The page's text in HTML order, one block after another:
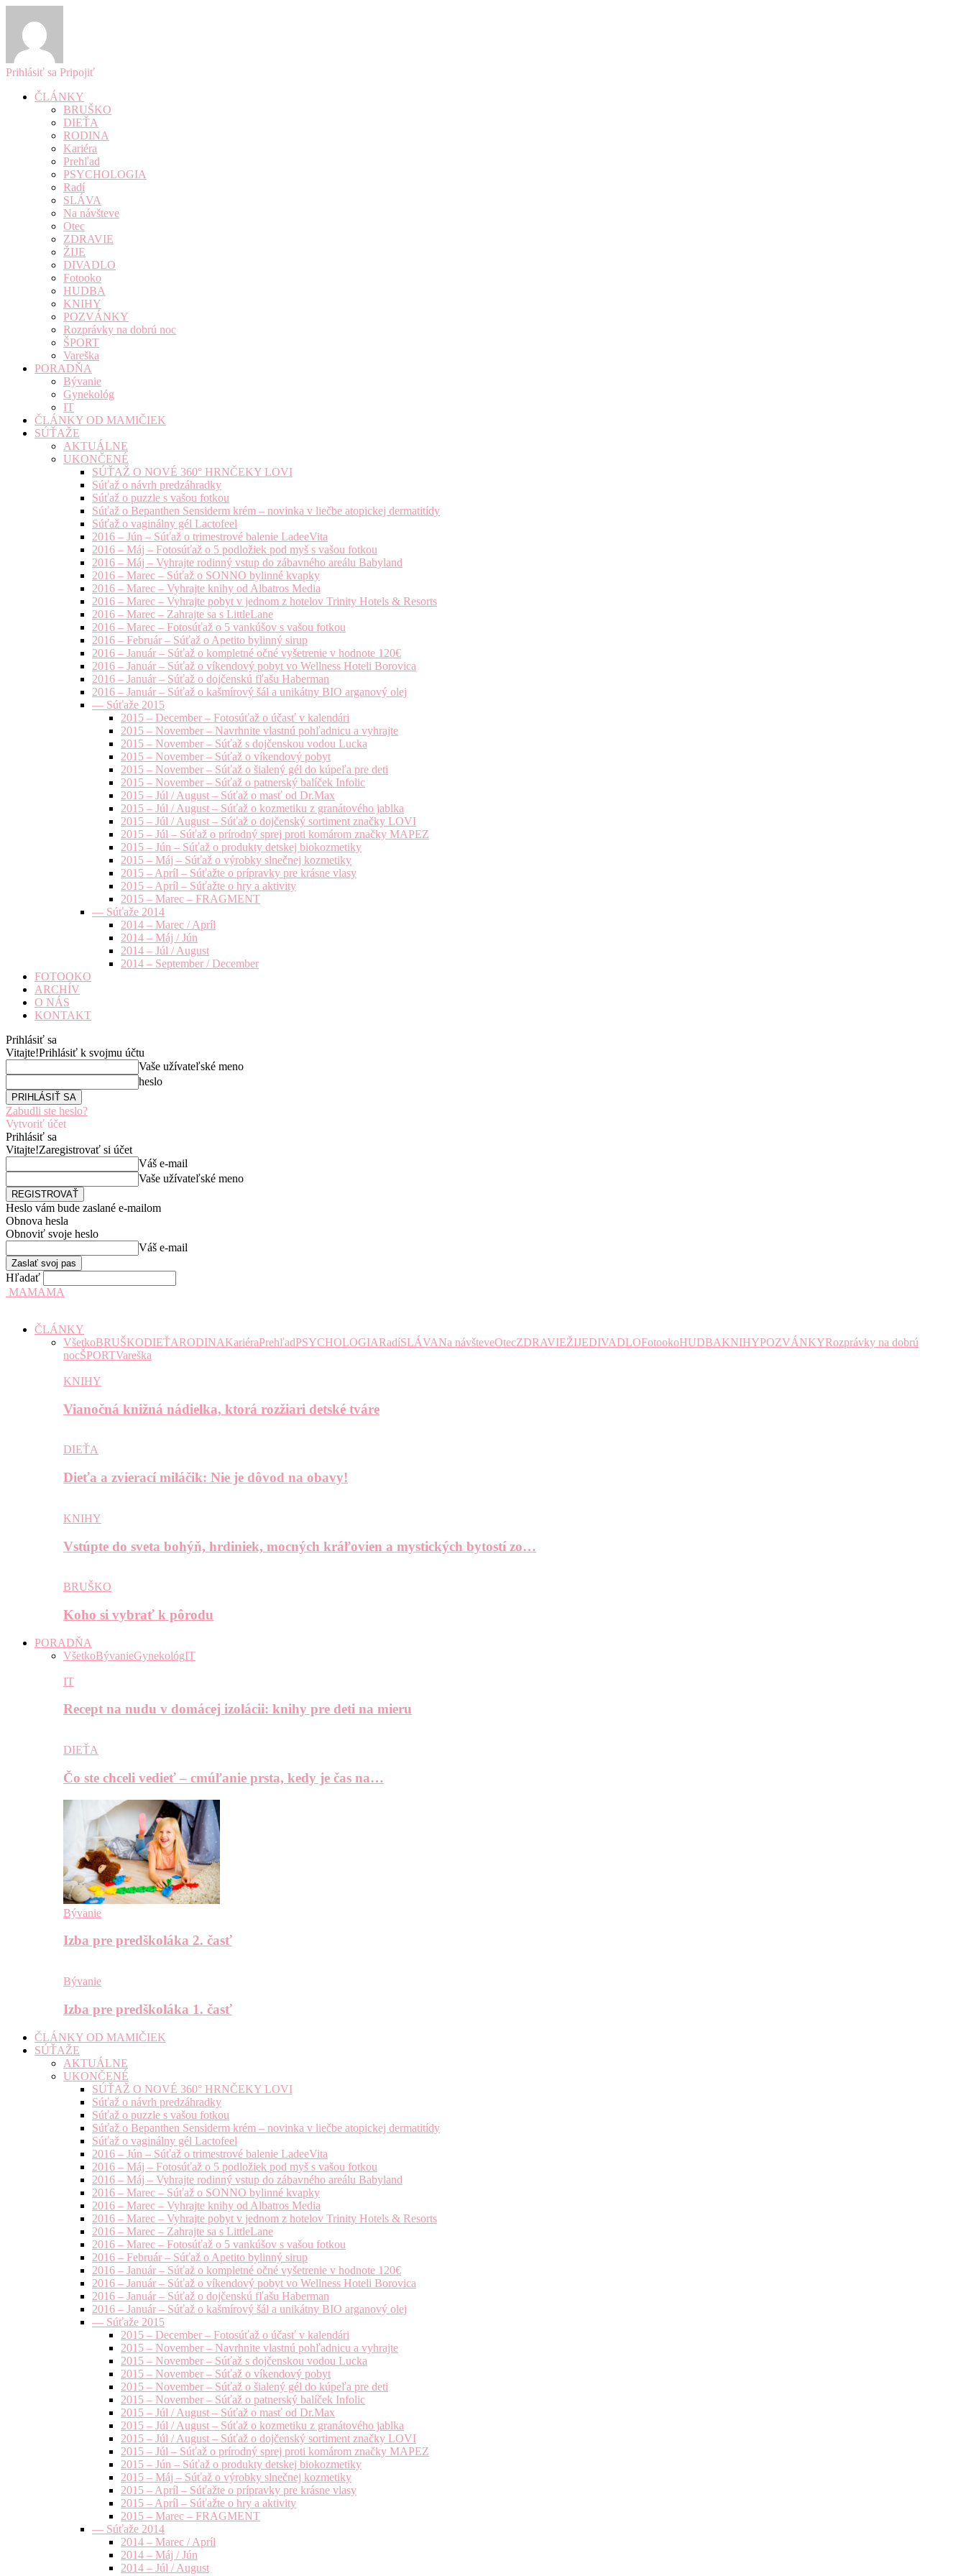
Prihlásiť sa Pripojiť
ČLÁNKY
BRUŠKO
DIEŤA
RODINA
Kariéra
Prehľad
PSYCHOLOGIA
Radí
SLÁVA
Na návšteve
Otec
ZDRAVIE
ŽIJE
DIVADLO
Fotooko
HUDBA
KNIHY
POZVÁNKY
Rozprávky na dobrú noc
ŠPORT
Vareška
PORADŇA
Bývanie
Gynekológ
IT
ČLÁNKY OD MAMIČIEK
SÚŤAŽE
AKTUÁLNE
UKONČENÉ
SÚŤAŽ O NOVÉ 360° HRNČEKY LOVI
Súťaž o návrh predzáhradky
Súťaž o puzzle s vašou fotkou
Súťaž o Bepanthen Sensiderm krém – novinka v liečbe atopickej dermatitídy
Súťaž o vaginálny gél Lactofeel
2016 – Jún – Súťaž o trimestrové balenie LadeeVita
2016 – Máj – Fotosúťaž o 5 podložiek pod myš s vašou fotkou
2016 – Máj – Vyhrajte rodinný vstup do zábavného areálu Babyland
2016 – Marec – Súťaž o SONNO bylinné kvapky
2016 – Marec – Vyhrajte knihy od Albatros Media
2016 – Marec – Vyhrajte pobyt v jednom z hotelov Trinity Hotels & Resorts
2016 – Marec – Zahrajte sa s LittleLane
2016 – Marec – Fotosúťaž o 5 vankúšov s vašou fotkou
2016 – Február – Súťaž o Apetito bylinný sirup
2016 – Január – Súťaž o kompletné očné vyšetrenie v hodnote 120€
2016 – Január – Súťaž o víkendový pobyt vo Wellness Hoteli Borovica
2016 – Január – Súťaž o dojčenskú fľašu Haberman
2016 – Január – Súťaž o kašmírový šál a unikátny BIO arganový olej
— Súťaže 2015
2015 – December – Fotosúťaž o účasť v kalendári
2015 – November – Navrhnite vlastnú pohľadnicu a vyhrajte
2015 – November – Súťaž s dojčenskou vodou Lucka
2015 – November – Súťaž o víkendový pobyt
2015 – November – Súťaž o šialený gél do kúpeľa pre deti
2015 – November – Súťaž o patnerský balíček Infolic
2015 – Júl / August – Súťaž o masť od Dr.Max
2015 – Júl / August – Súťaž o kozmetiku z granátového jablka
2015 – Júl / August – Súťaž o dojčenský sortiment značky LOVI
2015 – Júl – Súťaž o prírodný sprej proti komárom značky MAPEZ
2015 – Jún – Súťaž o produkty detskej biokozmetiky
2015 – Máj – Súťaž o výrobky slnečnej kozmetiky
2015 – Apríl – Súťažte o prípravky pre krásne vlasy
2015 – Apríl – Súťažte o hry a aktivity
2015 – Marec – FRAGMENT
— Súťaže 2014
2014 – Marec / Apríl
2014 – Máj / Jún
2014 – Júl / August
2014 – September / December
FOTOOKO
ARCHÍV
O NÁS
KONTAKT
Prihlásiť sa
Vitajte!Prihlásiť k svojmu účtu
Vaše užívateľské meno
heslo
Zabudli ste heslo?
Vytvoriť účet
Prihlásiť sa
Vitajte!Zaregistrovať si účet
Váš e-mail
Vaše užívateľské meno
Heslo vám bude zaslané e-mailom
Obnova hesla
Obnoviť svoje heslo
Váš e-mail
Hľadať
MAMAMA
ČLÁNKY
VšetkoBRUŠKODIEŤARODINAKariéraPrehľadPSYCHOLOGIARadíSLÁVANa návšteveOtecZDRAVIEŽIJEDIVADLOFotookoHUDBAKNIHYPOZVÁNKYRozprávky na dobrú
nocŠPORTVareška
KNIHY
Vianočná knižná nádielka, ktorá rozžiari detské tváre
DIEŤA
Dieťa a zvierací miláčik: Nie je dôvod na obavy!
KNIHY
Vstúpte do sveta bohýň, hrdiniek, mocných kráľovien a mystických bytostí zo…
BRUŠKO
Koho si vybrať k pôrodu
PORADŇA
VšetkoBývanieGynekológIT
IT
Recept na nudu v domácej izolácii: knihy pre deti na mieru
DIEŤA
Čo ste chceli vedieť – cmúľanie prsta, kedy je čas na…
Bývanie
Izba pre predškoláka 2. časť
Bývanie
Izba pre predškoláka 1. časť
ČLÁNKY OD MAMIČIEK
SÚŤAŽE
AKTUÁLNE
UKONČENÉ
SÚŤAŽ O NOVÉ 360° HRNČEKY LOVI
Súťaž o návrh predzáhradky
Súťaž o puzzle s vašou fotkou
Súťaž o Bepanthen Sensiderm krém – novinka v liečbe atopickej dermatitídy
Súťaž o vaginálny gél Lactofeel
2016 – Jún – Súťaž o trimestrové balenie LadeeVita
2016 – Máj – Fotosúťaž o 5 podložiek pod myš s vašou fotkou
2016 – Máj – Vyhrajte rodinný vstup do zábavného areálu Babyland
2016 – Marec – Súťaž o SONNO bylinné kvapky
2016 – Marec – Vyhrajte knihy od Albatros Media
2016 – Marec – Vyhrajte pobyt v jednom z hotelov Trinity Hotels & Resorts
2016 – Marec – Zahrajte sa s LittleLane
2016 – Marec – Fotosúťaž o 5 vankúšov s vašou fotkou
2016 – Február – Súťaž o Apetito bylinný sirup
2016 – Január – Súťaž o kompletné očné vyšetrenie v hodnote 120€
2016 – Január – Súťaž o víkendový pobyt vo Wellness Hoteli Borovica
2016 – Január – Súťaž o dojčenskú fľašu Haberman
2016 – Január – Súťaž o kašmírový šál a unikátny BIO arganový olej
— Súťaže 2015
2015 – December – Fotosúťaž o účasť v kalendári
2015 – November – Navrhnite vlastnú pohľadnicu a vyhrajte
2015 – November – Súťaž s dojčenskou vodou Lucka
2015 – November – Súťaž o víkendový pobyt
2015 – November – Súťaž o šialený gél do kúpeľa pre deti
2015 – November – Súťaž o patnerský balíček Infolic
2015 – Júl / August – Súťaž o masť od Dr.Max
2015 – Júl / August – Súťaž o kozmetiku z granátového jablka
2015 – Júl / August – Súťaž o dojčenský sortiment značky LOVI
2015 – Júl – Súťaž o prírodný sprej proti komárom značky MAPEZ
2015 – Jún – Súťaž o produkty detskej biokozmetiky
2015 – Máj – Súťaž o výrobky slnečnej kozmetiky
2015 – Apríl – Súťažte o prípravky pre krásne vlasy
2015 – Apríl – Súťažte o hry a aktivity
2015 – Marec – FRAGMENT
— Súťaže 2014
2014 – Marec / Apríl
2014 – Máj / Jún
2014 – Júl / August